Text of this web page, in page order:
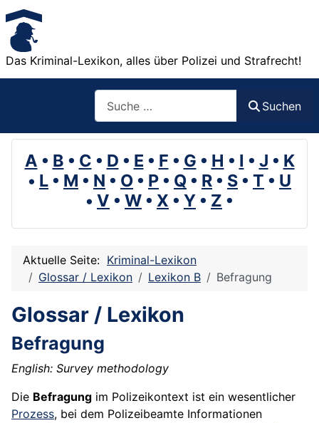
Das Kriminal-Lexikon, alles über Polizei und Strafrecht!
Suchen
A • B • C • D • E • F • G • H • I • J • K
• L • M • N • O • P • Q • R • S • T • U
• V • W • X • Y • Z •
Aktuelle Seite: Kriminal-Lexikon
Glossar / Lexikon
Lexikon B Befragung
Glossar / Lexikon
Befragung
English: Survey methodology
Die Befragung im Polizeikontext ist ein wesentlicher
Prozess, bei dem Polizeibeamte Informationen